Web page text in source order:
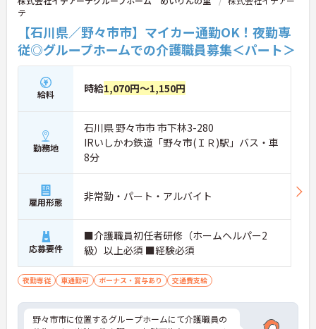
テ
【石川県／野々市市】マイカー通勤OK！夜勤専
従◎グループホームでの介護職員募集＜パート＞
給料 時給1,070円～1,150円
勤務地
石川県 野々市市 市下林3-280
IRいしかわ鉄道「野々市(ＩＲ)駅」バス・車
8分
雇用形態 非常勤・パート・アルバイト
応募要件
■介護職員初任者研修（ホームヘルパー2
級）以上必須 ■経験必須
夜勤専従 車通勤可 ボーナス・賞与あり 交通費支給
野々市市に位置するグループホームにて介護職員の